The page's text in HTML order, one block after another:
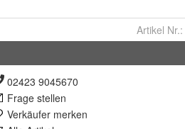
Artikel Nr.:
02423 9045670
Frage stellen
Verkäufer merken